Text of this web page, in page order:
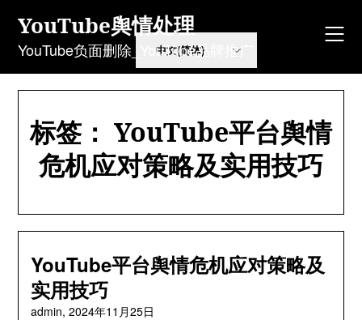
content
YouTube舆情处理
YouTube负面删除_YouTube品牌推广
标签： YouTube平台舆情
危机应对策略及实用技巧
YouTube平台舆情危机应对策略及
实用技巧
admin,2024年11月25日